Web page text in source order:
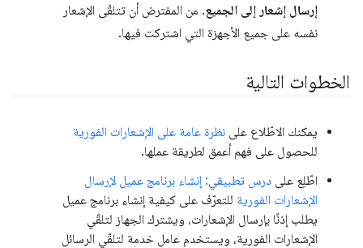
إرسال إشعار إلى الجميع. من المفترض أن تتلقّى الإشعار
نفسه على جميع الأجهزة التي اشتركت فيها.
الخطوات التالية
يمكنك الاطّلاع على نظرة عامة على الإشعارات الفورية
للحصول على فهم أعمق لطريقة عملها.
اطّلِع على درس تطبيقي: إنشاء برنامج عميل لإرسال
الإشعارات الفورية للتعرّف على كيفية إنشاء برنامج عميل
يطلب إذنًا بإرسال الإشعارات، ويشترك الجهاز لتلقّي
الإشعارات الفورية، ويستخدم عامل خدمة لتلقّي الرسائل